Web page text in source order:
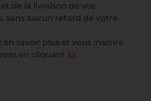
de la livraison de vos
sans aucun retard de votre
en savoir plus et vous inscrire
en cliquant ici.